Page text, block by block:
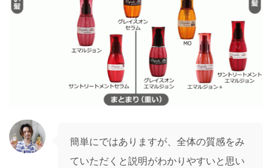
簡単にではありますが、全体の質感をみ
ていただくと説明がわかりやすいと思い